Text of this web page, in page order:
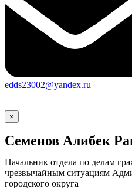
edds23002@yandex.ru
×
Семенов Алибек
Начальник отдела по делам
чрезвычайным ситуациям
городского округа